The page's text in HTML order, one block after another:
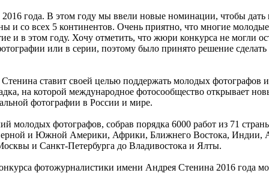
года. В этом году мы ввели новые номинации, чтобы
и со всех 5 континентов. Очень приятно, что многие
и в этом году. Хочу отметить, что жюри конкурса не могли
или в серии, поэтому было принято решение
ставит своей целью поддержать молодых фотографов
на которой международное фотосообщество открывает
фотографии в России и мире.
молодых фотографов, собрав порядка 6000 работ из 71
и Южной Америки, Африки, Ближнего Востока, Индии,
и Санкт-Петербурга до Владивостока и Ялты.
фотожурналистики имени Андрея Стенина 2016 года